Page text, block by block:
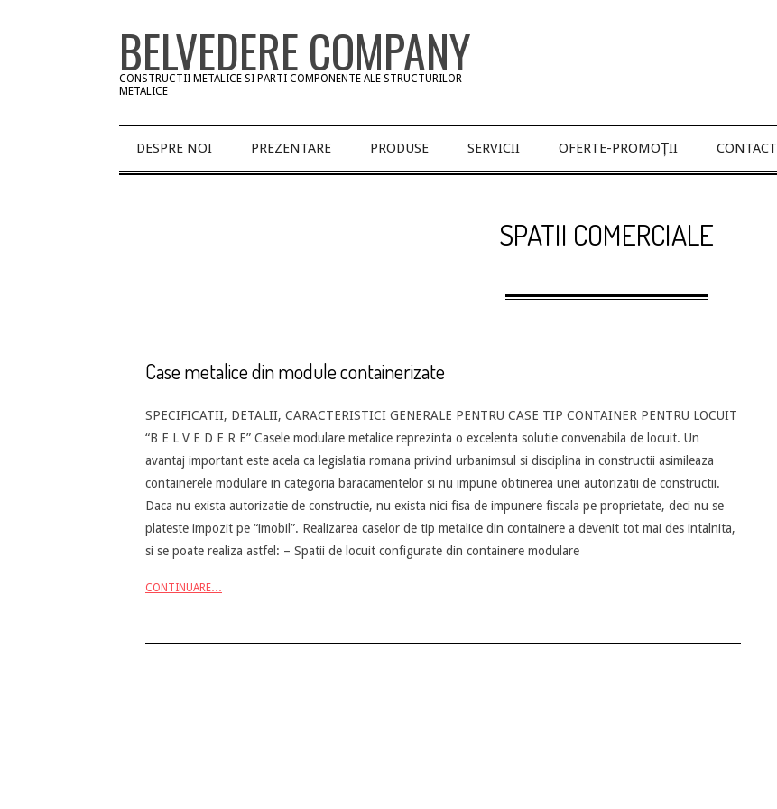
BELVEDERE COMPANY
CONSTRUCTII METALICE SI PARTI COMPONENTE ALE STRUCTURILOR
METALICE
DESPRE NOI PREZENTARE PRODUSE SERVICII OFERTE-PROMOȚII CONTACT
SPATII COMERCIALE
Case metalice din module containerizate
05-
07
SPECIFICATII, DETALII, CARACTERISTICI GENERALE PENTRU CASE TIP CONTAINER PENTRU LOCUIT
“B E L V E D E R E” Casele modulare metalice reprezinta o excelenta solutie convenabila de locuit. Un
avantaj important este acela ca legislatia romana privind urbanimsul si disciplina in constructii asimileaza
containerele modulare in categoria baracamentelor si nu impune obtinerea unei autorizatii de constructii.
Daca nu exista autorizatie de constructie, nu exista nici fisa de impunere fiscala pe proprietate, deci nu se
plateste impozit pe “imobil”. Realizarea caselor de tip metalice din containere a devenit tot mai des intalnita,
si se poate realiza astfel: – Spatii de locuit configurate din containere modulare
CONTINUARE…